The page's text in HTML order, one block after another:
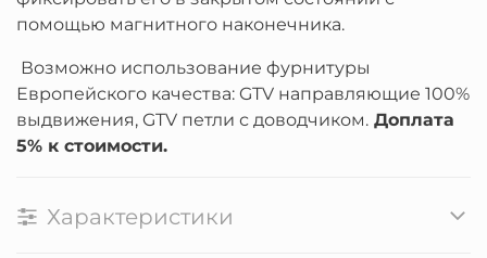
помощью магнитного наконечника.
Возможно использование фурнитуры
Европейского качества: GTV направляющие 100%
выдвижения, GTV петли с доводчиком. Доплата
5% к стоимости.
Характеристики